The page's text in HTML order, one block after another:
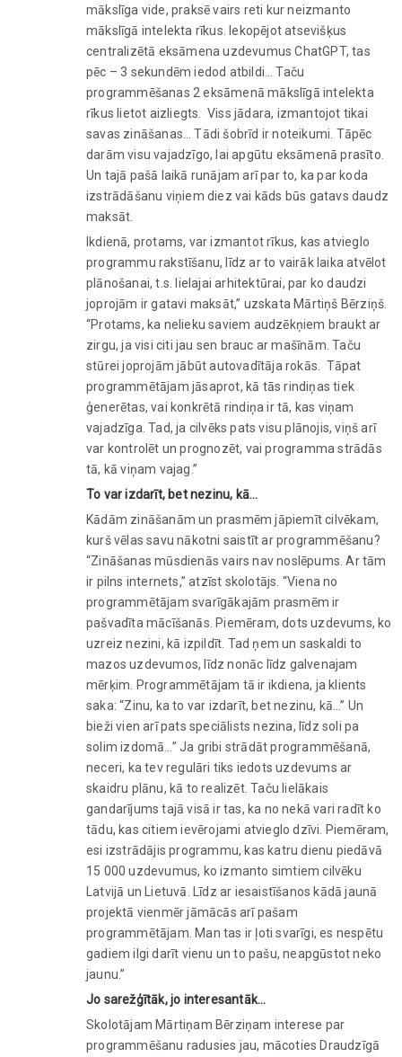
mākslīga vide, praksē vairs reti kur neizmanto
mākslīgā intelekta rīkus. Iekopējot atsevišķus
centralizētā eksāmena uzdevumus ChatGPT, tas
pēc – 3 sekundēm iedod atbildi… Taču
programmēšanas 2 eksāmenā mākslīgā intelekta
rīkus lietot aizliegts. Viss jādara, izmantojot tikai
savas zināšanas… Tādi šobrīd ir noteikumi. Tāpēc
darām visu vajadzīgo, lai apgūtu eksāmenā prasīto.
Un tajā pašā laikā runājam arī par to, ka par koda
izstrādāšanu viņiem diez vai kāds būs gatavs daudz
maksāt.
Ikdienā, protams, var izmantot rīkus, kas atvieglo
programmu rakstīšanu, līdz ar to vairāk laika atvēlot
plānošanai, t.s. lielajai arhitektūrai, par ko daudzi
joprojām ir gatavi maksāt,” uzskata Mārtiņš Bērziņš.
“Protams, ka nelieku saviem audzēkņiem braukt ar
zirgu, ja visi citi jau sen brauc ar mašīnām. Taču
stūrei joprojām jābūt autovadītāja rokās. Tāpat
programmētājam jāsaprot, kā tās rindiņas tiek
ģenerētas, vai konkrētā rindiņa ir tā, kas viņam
vajadzīga. Tad, ja cilvēks pats visu plānojis, viņš arī
var kontrolēt un prognozēt, vai programma strādās
tā, kā viņam vajag.”
To var izdarīt, bet nezinu, kā…
Kādām zināšanām un prasmēm jāpiemīt cilvēkam,
kurš vēlas savu nākotni saistīt ar programmēšanu?
“Zināšanas mūsdienās vairs nav noslēpums. Ar tām
ir pilns internets,” atzīst skolotājs. “Viena no
programmētājam svarīgākajām prasmēm ir
pašvadīta mācīšanās. Piemēram, dots uzdevums, ko
uzreiz nezini, kā izpildīt. Tad ņem un saskaldi to
mazos uzdevumos, līdz nonāc līdz galvenajam
mērķim. Programmētājam tā ir ikdiena, ja klients
saka: “Zinu, ka to var izdarīt, bet nezinu, kā…” Un
bieži vien arī pats speciālists nezina, līdz soli pa
solim izdomā…” Ja gribi strādāt programmēšanā,
neceri, ka tev regulāri tiks iedots uzdevums ar
skaidru plānu, kā to realizēt. Taču lielākais
gandarījums tajā visā ir tas, ka no nekā vari radīt ko
tādu, kas citiem ievērojami atvieglo dzīvi. Piemēram,
esi izstrādājis programmu, kas katru dienu piedāvā
15 000 uzdevumus, ko izmanto simtiem cilvēku
Latvijā un Lietuvā. Līdz ar iesaistīšanos kādā jaunā
projektā vienmēr jāmācās arī pašam
programmētājam. Man tas ir ļoti svarīgi, es nespētu
gadiem ilgi darīt vienu un to pašu, neapgūstot neko
jaunu.”
Jo sarežģītāk, jo interesantāk…
Skolotājam Mārtiņam Bērziņam interese par
programmēšanu radusies jau, mācoties Draudzīgā